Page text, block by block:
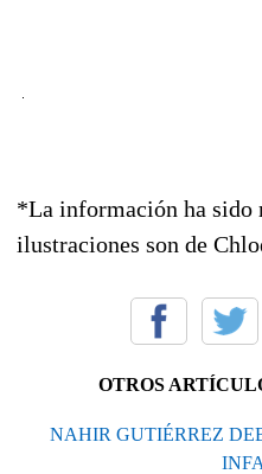
*La información ha sido
ilustraciones son de
OTROS
NAHIR GUTIÉRREZ